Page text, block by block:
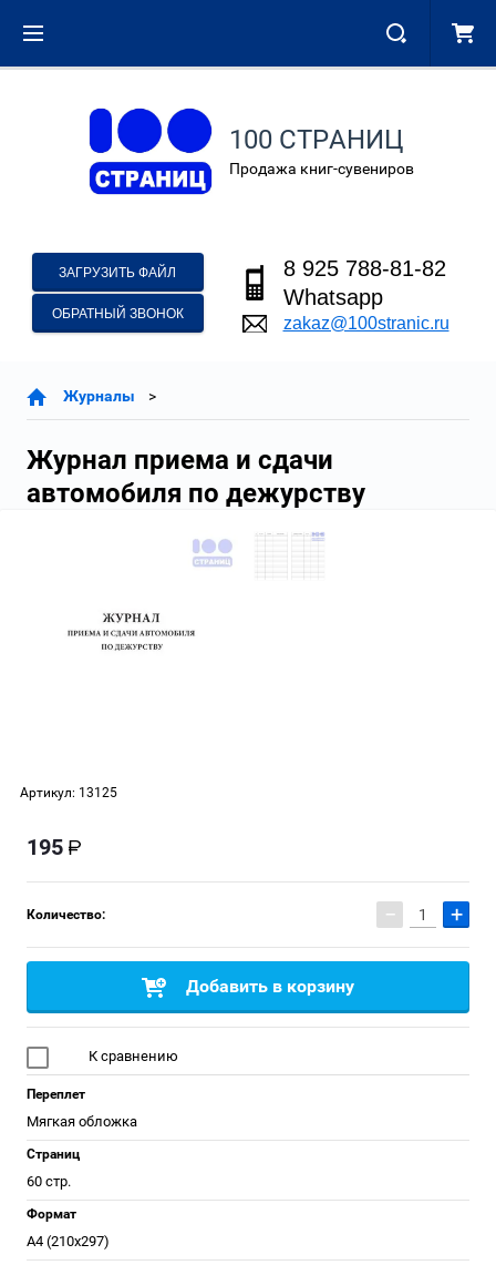
100 СТРАНИЦ
Продажа книг-сувениров
ЗАГРУЗИТЬ ФАЙЛ
ОБРАТНЫЙ ЗВОНОК
8 925 788-81-82
Whatsapp
zakaz@100stranic.ru
Журналы
Журнал приема и сдачи
автомобиля по дежурству
Артикул: 13125
195
Количество: − +
Добавить в корзину
К сравнению
Переплет
Мягкая обложка
Страниц
60 стр.
Формат
А4 (210x297)